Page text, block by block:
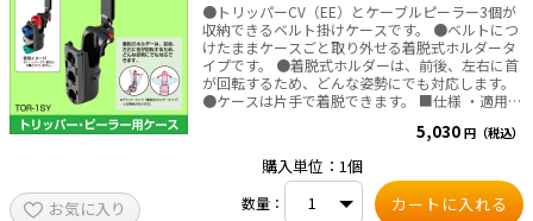
●トリッパーCV（EE）とケーブルピーラー3個が
収納できるベルト掛けケースです。 ●ベルトにつ
けたままケースごと取り外せる着脱式ホルダータ
イプです。 ●着脱式ホルダーは、前後、左右に首
が回転するため、どんな姿勢にでも対応します。
●ケースは片手で着脱できます。 ■仕様 ・適用
ブルピーラー（替刃）×3 ※トリッパーCV（大
5,030 円（税込）
お気に入り
購入単位：1個
数量：